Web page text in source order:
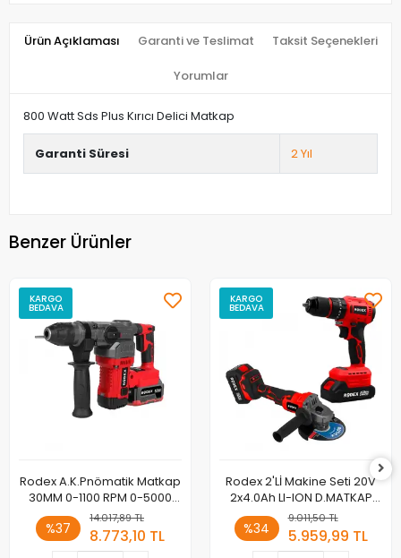
Ürün Açıklaması Garanti ve Teslimat Taksit Seçenekleri
Yorumlar
800 Watt Sds Plus Kırıcı Delici Matkap
Garanti Süresi 2 Yıl
Benzer Ürünler
KARGO
BEDAVA
Rodex A.K.Pnömatik Matkap
30MM 0-1100 RPM 0-5000
BPM 3.5J 2 x LI-ION
20V/4.0Ah SDS PLUS BMC
%37
14.017,89 TL
8.773,10 TL
KARGO
BEDAVA
Rodex 2'Lİ Makine Seti 20V
2x4.0Ah LI-ION D.MATKAP
45NM AVUÇ TAŞLAMA
125MM BMC
%34
9.011,50 TL
5.959,99 TL